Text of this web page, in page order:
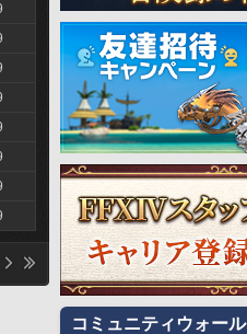
コミュニティウォール